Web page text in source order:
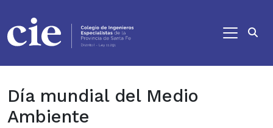
Día mundial del Medio
Ambiente